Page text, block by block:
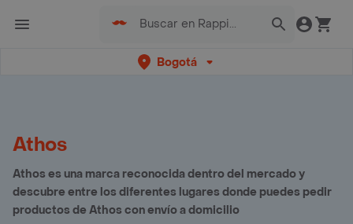
Bogotá
Athos
Athos es una marca reconocida dentro del mercado y
descubre entre los diferentes lugares donde puedes pedir
productos de Athos con envío a domicilio